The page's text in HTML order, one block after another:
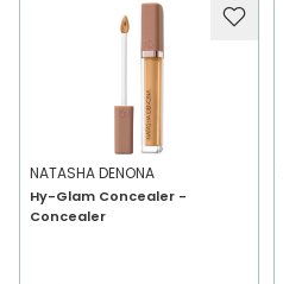
NATASHA DENONA
Hy-Glam Concealer -
Concealer